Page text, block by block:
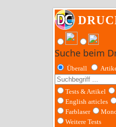
Suche beim
Überall
Tests & Artikel
English articles
Farblaser
Weitere Tests